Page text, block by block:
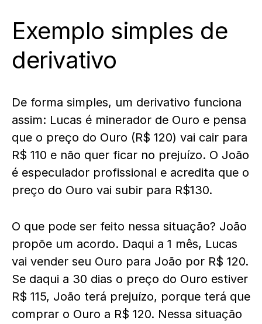
Exemplo simples de
derivativo
De forma simples, um derivativo funciona
assim: Lucas é minerador de Ouro e pensa
que o preço do Ouro (R$ 120) vai cair para
R$ 110 e não quer ficar no prejuízo. O João
é especulador profissional e acredita que o
preço do Ouro vai subir para R$130.
O que pode ser feito nessa situação? João
propõe um acordo. Daqui a 1 mês, Lucas
vai vender seu Ouro para João por R$ 120.
Se daqui a 30 dias o preço do Ouro estiver
R$ 115, João terá prejuízo, porque terá que
comprar o Ouro a R$ 120. Nessa situação